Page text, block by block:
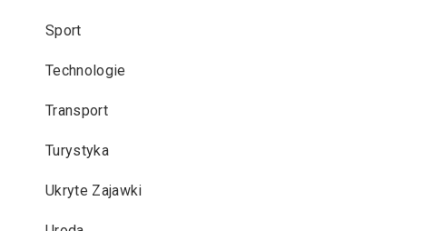
Sport
Technologie
Transport
Turystyka
Ukryte Zajawki